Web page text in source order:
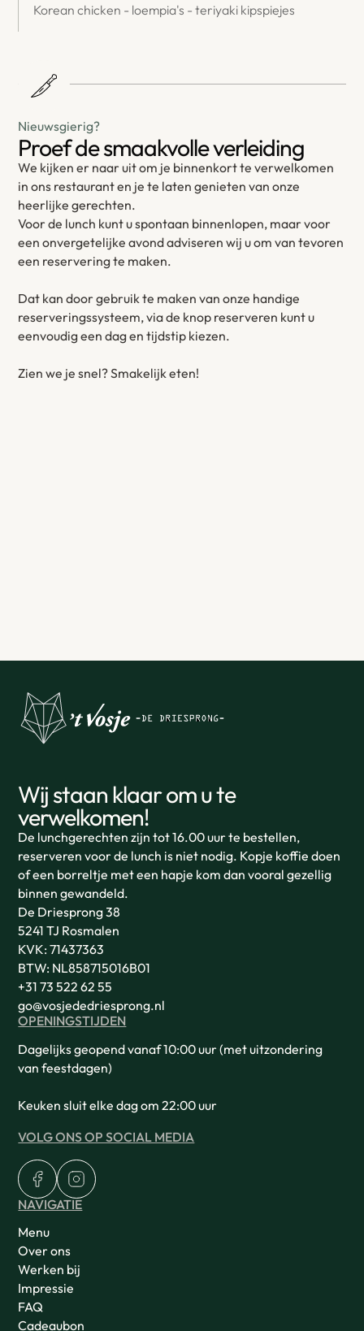
Korean chicken - loempia's - teriyaki kipspiejes
Nieuwsgierig?
Proef de smaakvolle verleiding
We kijken er naar uit om je binnenkort te verwelkomen
in ons restaurant en je te laten genieten van onze
heerlijke gerechten.
Voor de lunch kunt u spontaan binnenlopen, maar voor
een onvergetelijke avond adviseren wij u om van tevoren
een reservering te maken.
Dat kan door gebruik te maken van onze handige
reserveringssysteem, via de knop reserveren kunt u
eenvoudig een dag en tijdstip kiezen.
Zien we je snel? Smakelijk eten!
Wij staan klaar om u te
verwelkomen!
De lunchgerechten zijn tot 16.00 uur te bestellen,
reserveren voor de lunch is niet nodig. Kopje koffie doen
of een borreltje met een hapje kom dan vooral gezellig
binnen gewandeld.
De Driesprong 38
5241 TJ Rosmalen
KVK: 71437363
BTW: NL858715016B01
+31 73 522 62 55
go@vosjededriesprong.nl
OPENINGSTIJDEN
Dagelijks geopend vanaf 10:00 uur (met uitzondering
van feestdagen)
Keuken sluit elke dag om 22:00 uur
VOLG ONS OP SOCIAL MEDIA
NAVIGATIE
Menu
Over ons
Werken bij
Impressie
FAQ
Cadeaubon